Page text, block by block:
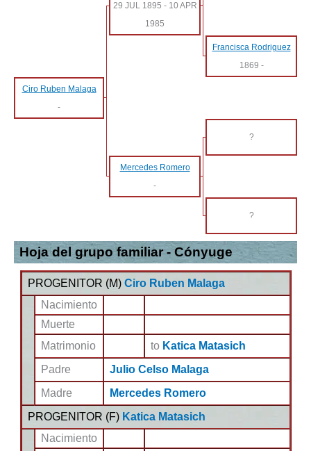
29 JUL 1895 - 10 APR
1985
Francisca Rodriguez
1869 -
Ciro Ruben Malaga
-
?
Mercedes Romero
-
?
Hoja del grupo familiar - Cónyuge
PROGENITOR (M) Ciro Ruben Malaga
Nacimiento
Muerte
Matrimonio
to Katica Matasich
Padre
Julio Celso Malaga
Madre
Mercedes Romero
PROGENITOR (F) Katica Matasich
Nacimiento